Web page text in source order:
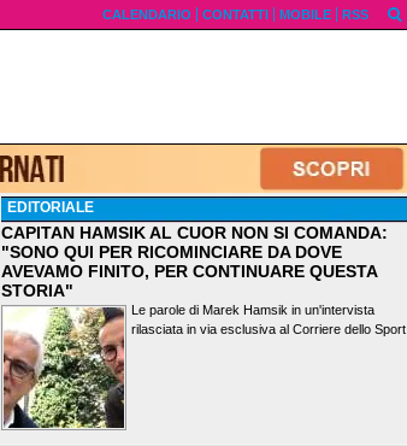
CALENDARIO CONTATTI MOBILE RSS
EDITORIALE
CAPITAN HAMSIK AL CUOR NON SI COMANDA:
"SONO QUI PER RICOMINCIARE DA DOVE
AVEVAMO FINITO, PER CONTINUARE QUESTA
STORIA"
Le parole di Marek Hamsik in un'intervista
rilasciata in via esclusiva al Corriere dello Sport.